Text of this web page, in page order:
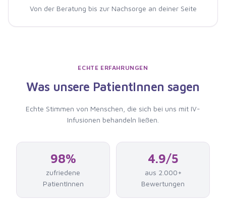
Von der Beratung bis zur Nachsorge an deiner Seite
ECHTE ERFAHRUNGEN
Was unsere PatientInnen sagen
Echte Stimmen von Menschen, die sich bei uns mit IV-
Infusionen behandeln ließen
98%
zufriedene
PatientInnen
4.9/5
aus 2.000+
Bewertungen